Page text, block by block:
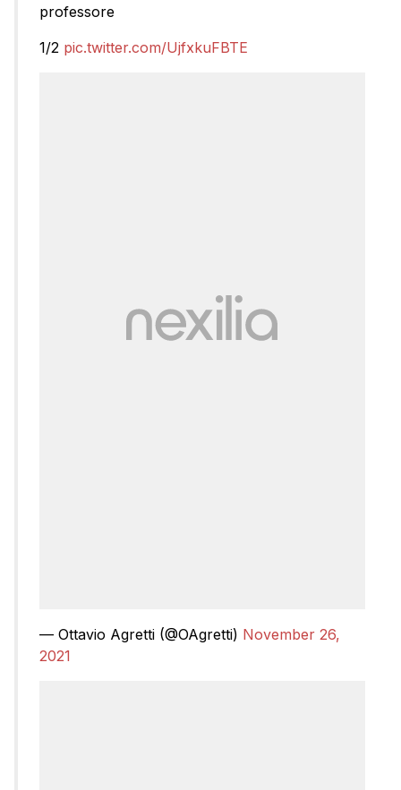
professore
1/2 pic.twitter.com/UjfxkuFBTE
— Ottavio Agretti (@OAgretti) November 26,
2021